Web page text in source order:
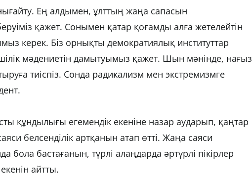
Ең алдымен, ұлттың жаңа сапасын
қажет. Сонымен қатар қоғамды алға жетелейтін
керек. Біз орнықты демократиялық институттар
мәдениетін дамытуымыз қажет. Шын мәнінде, нағыз
тиіспіз. Сонда радикализм мен экстремизмге
құндылығы егемендік екеніне назар аударып, қаңтар
белсенділік артқанын атап өтті. Жаңа саяси
бола бастағанын, түрлі алаңдарда әртүрлі пікірлер
айтты.